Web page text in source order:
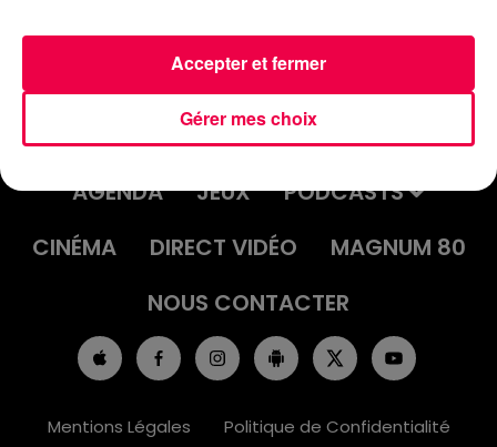
ACCUEIL INFOS
EMISSIONS
AGENDA
JEUX
PODCASTS
CINÉMA
DIRECT VIDÉO
MAGNUM 80
NOUS CONTACTER
Mentions Légales Politique de Confidentialité
Gérer mes choix
Accepter et fermer